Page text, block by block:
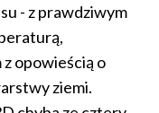
- z prawdziwym
opowieścią o
ziemi.